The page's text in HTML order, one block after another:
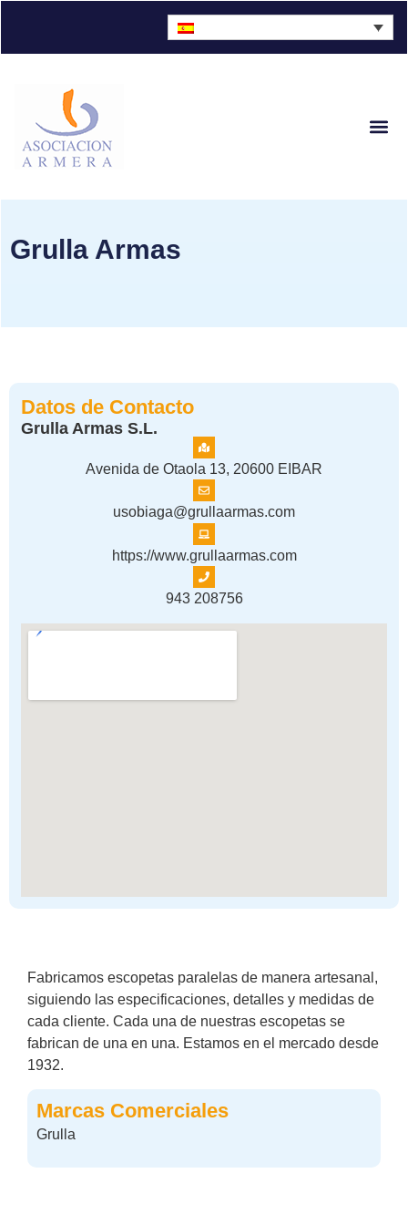
Grulla Armas
Datos de Contacto
Grulla Armas S.L.
Avenida de Otaola 13, 20600 EIBAR
usobiaga@grullaarmas.com
https://www.grullaarmas.com
943 208756
Fabricamos escopetas paralelas de manera artesanal,
siguiendo las especificaciones, detalles y medidas de
cada cliente. Cada una de nuestras escopetas se
fabrican de una en una. Estamos en el mercado desde
1932.
Marcas Comerciales
Grulla